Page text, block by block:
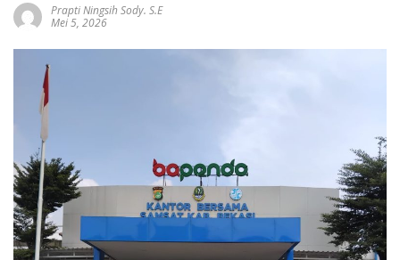
Prapti Ningsih Sody. S.E
Mei 5, 2026